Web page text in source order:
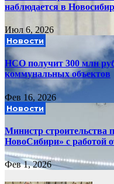
наблюдается в
Июл 6, 2026
Новости
НСО получит 300 млн
коммунальных объектов
Фев 16, 2026
Новости
Министр строительства
НовоСибири» с работой
Фев 1, 2026